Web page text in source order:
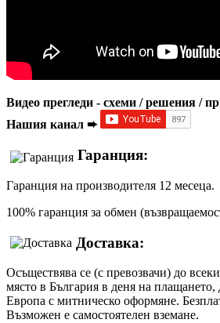
Видео прегледи - схеми / решения /
Нашия канал ➨
Гаранция:
Гаранция на производителя 12 месеца.
100% гаранция за обмен
Доставка:
Осъществява се (с превозвачи) до
място в България в деня на
Европа с митническо оформяне.
Възможен е самостоятелен вземане.